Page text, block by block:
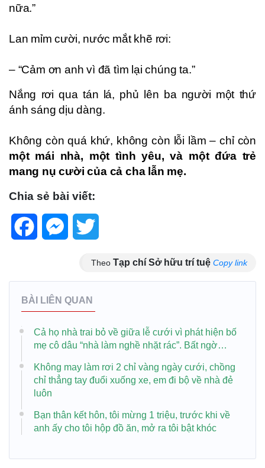
nữa.”
Lan mỉm cười, nước mắt khẽ rơi:
– “Cảm ơn anh vì đã tìm lại chúng ta.”
Nắng rơi qua tán lá, phủ lên ba người một thứ
ánh sáng dịu dàng.
Không còn quá khứ, không còn lỗi lầm – chỉ còn
một mái nhà, một tình yêu, và một đứa trẻ
mang nụ cười của cả cha lẫn mẹ.
Chia sẻ bài viết:
FacebookMessenger
Theo Tạp chí Sở hữu trí tuệ Copy link
BÀI LIÊN QUAN
Cả họ nhà trai bỏ về giữa lễ cưới vì phát hiện bố
mẹ cô dâu “nhà làm nghề nhặt rác”. Bất ngờ…
Không may làm rơi 2 chỉ vàng ngày cưới, chồng
chỉ thẳng tay đuổi xuống xe, em đi bộ về nhà đẻ
luôn
Bạn thân kết hôn, tôi mừng 1 triệu, trước khi về
anh ấy cho tôi hộp đồ ăn, mở ra tôi bật khóc